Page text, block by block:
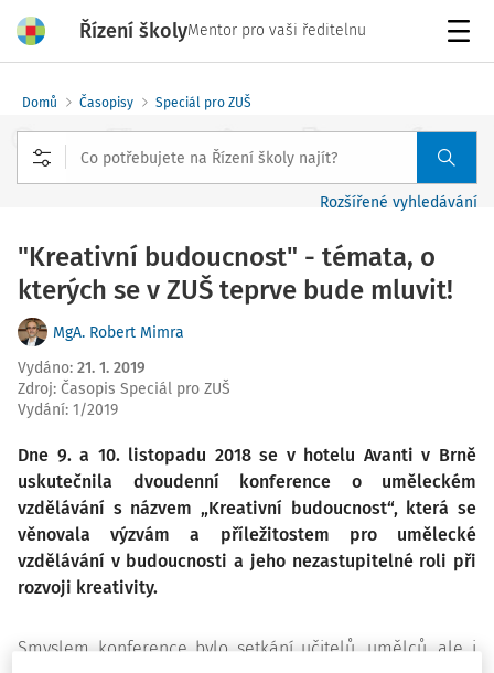
Řízení školyMentor pro vaši ředitelnu
Domů Časopisy Speciál pro ZUŠ
Rozšířené vyhledávání
"Kreativní budoucnost" - témata, o
kterých se v ZUŠ teprve bude mluvit!
MgA. Robert Mimra
Vydáno: 21. 1. 2019
Zdroj: Časopis Speciál pro ZUŠ
Vydání: 1/2019
Dne 9. a 10. listopadu 2018 se v hotelu Avanti v Brně
uskutečnila dvoudenní konference o uměleckém
vzdělávání s názvem „Kreativní budoucnost“, která se
věnovala výzvám a příležitostem pro umělecké
vzdělávání v budoucnosti a jeho nezastupitelné roli při
rozvoji kreativity.
Smyslem konference bylo setkání učitelů, umělců, ale i